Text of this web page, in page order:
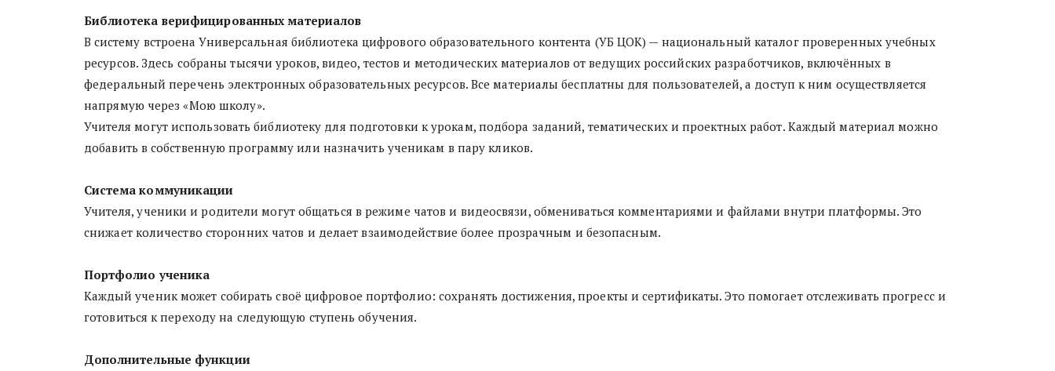
Библиотека верифицированных материалов
В систему встроена Универсальная библиотека цифрового образовательного контента (УБ ЦОК) — национальный каталог проверенных учебных
ресурсов. Здесь собраны тысячи уроков, видео, тестов и методических материалов от ведущих российских разработчиков, включённых в
федеральный перечень электронных образовательных ресурсов. Все материалы бесплатны для пользователей, а доступ к ним осуществляется
напрямую через «Мою школу».
Учителя могут использовать библиотеку для подготовки к урокам, подбора заданий, тематических и проектных работ. Каждый материал можно
добавить в собственную программу или назначить ученикам в пару кликов.
Система коммуникации
Учителя, ученики и родители могут общаться в режиме чатов и видеосвязи, обмениваться комментариями и файлами внутри платформы. Это
снижает количество сторонних чатов и делает взаимодействие более прозрачным и безопасным.
Портфолио ученика
Каждый ученик может собирать своё цифровое портфолио: сохранять достижения, проекты и сертификаты. Это помогает отслеживать прогресс и
готовиться к переходу на следующую ступень обучения.
Дополнительные функции